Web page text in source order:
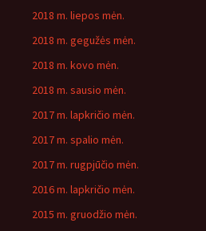
2018 m. liepos mėn.
2018 m. gegužės mėn.
2018 m. kovo mėn.
2018 m. sausio mėn.
2017 m. lapkričio mėn.
2017 m. spalio mėn.
2017 m. rugpjūčio mėn.
2016 m. lapkričio mėn.
2015 m. gruodžio mėn.